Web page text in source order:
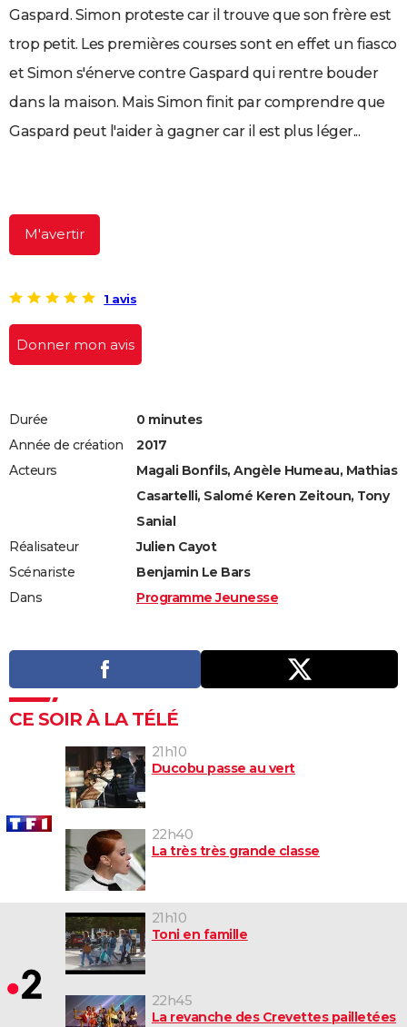
Destinations
City break
Voyage nature
Voyage de noces
Forum
Climat
+
PHOTO
BONS PLANS
CARTE DE VOEUX
COPAINS D'AVANT
Bricolage
Lifestyle
Culture
Sport
Auto
Television
Voyage
Cinema
Gaspard. Simon proteste car il trouve que son frère est
trop petit. Les premières courses sont en effet un fiasco
et Simon s'énerve contre Gaspard qui rentre bouder
dans la maison. Mais Simon finit par comprendre que
Gaspard peut l'aider à gagner car il est plus léger...
M'avertir
1 avis
Donner mon avis
Durée
0 minutes
Année de création
2017
Acteurs
Magali Bonfils, Angèle Humeau, Mathias
Casartelli, Salomé Keren Zeitoun, Tony
Sanial
Réalisateur
Julien Cayot
Scénariste
Benjamin Le Bars
Dans
Programme Jeunesse
CE SOIR À LA TÉLÉ
21h10
Ducobu passe au vert
22h40
La très très grande classe
21h10
Toni en famille
22h45
La revanche des Crevettes pailletées